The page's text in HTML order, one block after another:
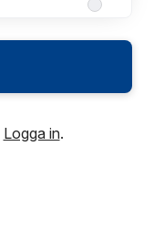
Logga in.